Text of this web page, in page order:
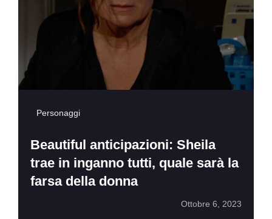
Personaggi
Beautiful anticipazioni: Sheila
trae in inganno tutti, quale sarà la
farsa della donna
Ottobre 6, 2023